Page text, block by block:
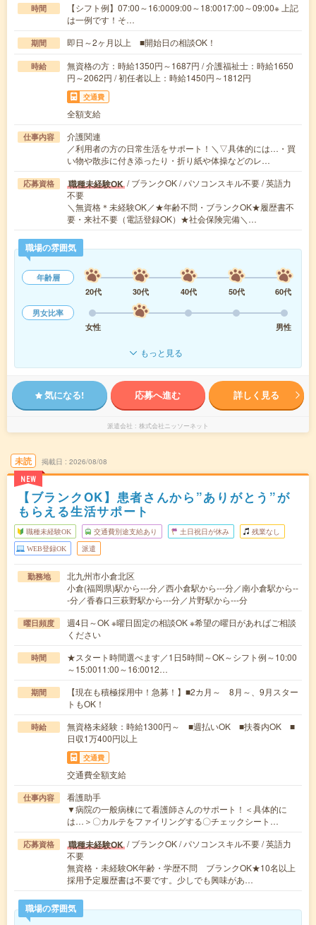
時間
【シフト例】07:00～16:0009:00～18:0017:00～09:00※ 上記
は一例です！そ…
期間 即日～2ヶ月以上 ■開始日の相談OK！
時給
無資格の方：時給1350円～1687円 / 介護福祉士：時給1650
円～2062円 / 初任者以上：時給1450円～1812円
交通費
全額支給
仕事内容
介護関連
／利用者の方の日常生活をサポート！＼▽具体的には…・買
い物や散歩に付き添ったり・折り紙や体操などのレ…
応募資格 職種未経験OK / ブランクOK / パソコンスキル不要 / 英語力
不要
＼無資格＊未経験OK／★年齢不問・ブランクOK★履歴書不
要・来社不要（電話登録OK）★社会保険完備＼…
職場の雰囲気
年齢層
20代
30代 40代 50代
60代
男女比率
女性
男性
もっと見る
気になる! 応募へ進む 詳しく見る
派遣会社 株式会社ニッソーネット
未読
NEW
掲載日 2026/08/08
【ブランクOK】患者さんから”ありがとう”が
もらえる生活サポート
職種未経験OK 交通費別途支給あり 土日祝日が休み 残業なし
WEB登録OK 派遣
勤務地
北九州市小倉北区
小倉(福岡県)駅から---分／西小倉駅から---分／南小倉駅から--
-分／香春口三萩野駅から---分／片野駅から---分
曜日頻度
週4日～OK ※曜日固定の相談OK ※希望の曜日があればご相談
ください
時間
★スタート時間選べます／1日5時間～OK～シフト例～10:00
～15:0011:00～16:0012…
期間
【現在も積極採用中！急募！】■2カ月～ 8月～、9月スター
トもOK！
時給
無資格未経験：時給1300円～ ■週払いOK ■扶養内OK ■
日収1万400円以上
交通費
交通費全額支給
仕事内容
看護助手
▼病院の一般病棟にて看護師さんのサポート！＜具体的に
は…＞〇カルテをファイリングする〇チェックシート…
応募資格 職種未経験OK / ブランクOK / パソコンスキル不要 / 英語力
不要
無資格・未経験OK年齢・学歴不問 ブランクOK★10名以上
採用予定履歴書は不要です。少しでも興味があ…
職場の雰囲気